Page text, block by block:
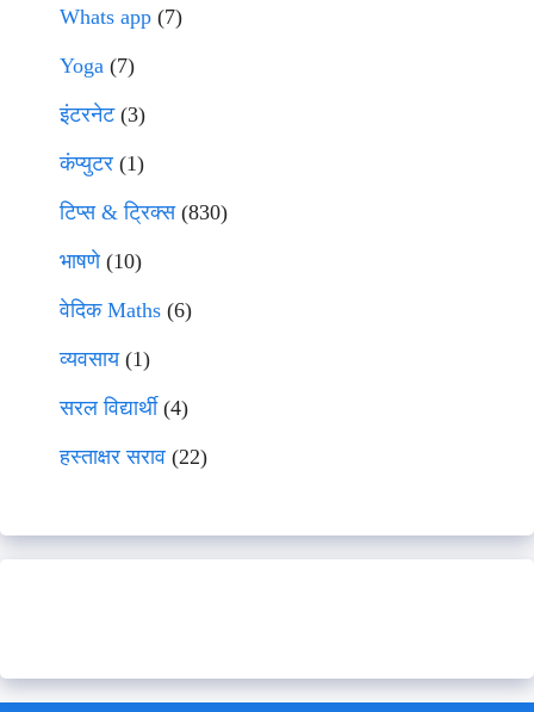
Whats app (7)
Yoga (7)
इंटरनेट(3)
कंप्युटर (1)
टिप्स & ट्रिक्स(830)
भाषणे(10)
वेदिक Maths (6)
व्यवसाय(1)
सरल विद्यार्थी(4)
हस्ताक्षर सराव (22)